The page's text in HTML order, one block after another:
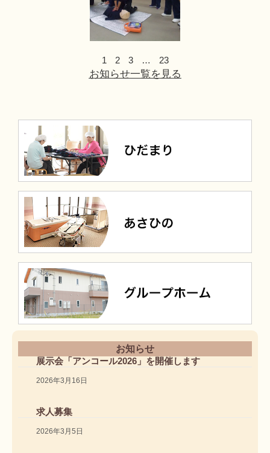
1 2 3 … 23
お知らせ一覧を見る
お知らせ
展示会「アンコール2026」を開催します
2026年3月16日
求人募集
2026年3月5日